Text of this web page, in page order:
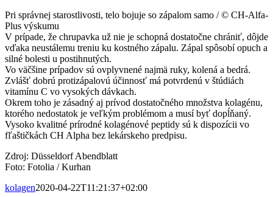
Pri správnej starostlivosti, telo bojuje so zápalom samo / © CH-Alfa-
Plus výskumu
V prípade, že chrupavka už nie je schopná dostatočne chrániť, dôjde
vďaka neustálemu treniu ku kostného zápalu. Zápal spôsobí opuch a
silné bolesti u postihnutých.
Vo väčšine prípadov sú ovplyvnené najmä ruky, kolená a bedrá.
Zvlášť dobrú protizápalovú účinnosť má potvrdenú v štúdiách
vitamínu C vo vysokých dávkach.
Okrem toho je zásadný aj prívod dostatočného množstva kolagénu,
ktorého nedostatok je veľkým problémom a musí byť dopĺňaný.
Vysoko kvalitné prírodné kolagénové peptidy sú k dispozícii vo
fľaštičkách CH Alpha bez lekárskeho predpisu.
Zdroj: Düsseldorf Abendblatt
Foto: Fotolia / Kurhan
kolagen2020-04-22T11:21:37+02:00